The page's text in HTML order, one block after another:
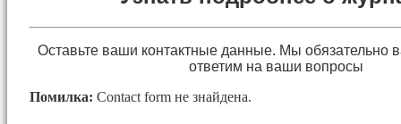
Оставьте ваши контактные данные. Мы обязательно
ответим на ваши вопросы
Помилка: Contact form не знайдена.